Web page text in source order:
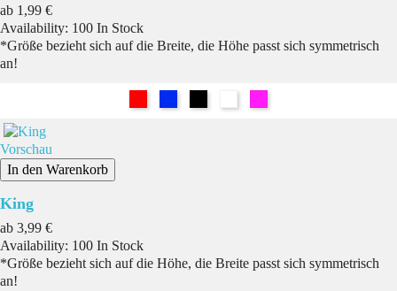
ab Preis
1,99 €
Availability: 100 In Stock
*Größe bezieht sich auf die Breite, die Höhe passt sich symmetrisch
an!
Vorschau
In den Warenkorb
King
ab Preis
3,99 €
Availability: 100 In Stock
*Größe bezieht sich auf die Höhe, die Breite passt sich symmetrisch
an!